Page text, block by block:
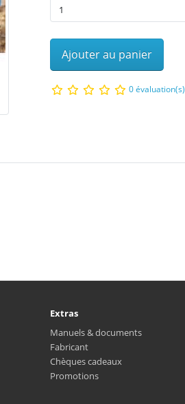
Ajouter au panier
0 évaluation(s)
Extras
Manuels & documents
Fabricant
Chèques cadeaux
Promotions